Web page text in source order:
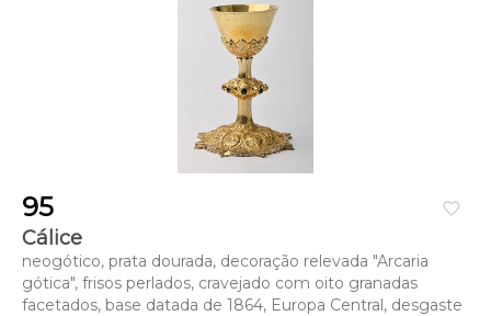
favorite_border
95
Cálice
neogótico, prata dourada, decoração relevada "Arcaria
gótica", frisos perlados, cravejado com oito granadas
facetados, base datada de 1864, Europa Central, desgaste